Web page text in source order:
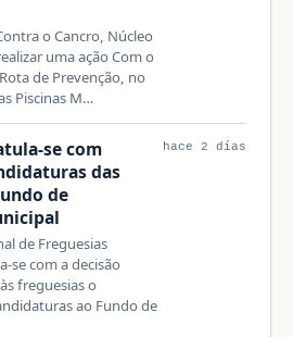
o Cancro, Núcleo
uma ação Com o
de Prevenção, no
Piscinas M…
se com
das
de
de Freguesias
se com a decisão
freguesias o
ao Fundo de
hace 2 días